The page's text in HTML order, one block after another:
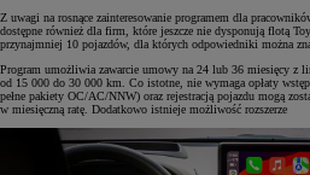
Z uwagi na rosnące zainteresowanie programem dla
dostępne również dla firm, które jeszcze nie dysponują flotą
przynajmniej 10 pojazdów, dla których odpowiedniki można
Program umożliwia zawarcie umowy na 24 lub 36 miesięcy z
od 15 000 do 30 000 km. Co istotne, nie wymaga opłaty
pełne pakiety OC/AC/NNW) oraz rejestracją pojazdu mogą
w miesięczną ratę. Dodatkowo istnieje możliwość rozszerze